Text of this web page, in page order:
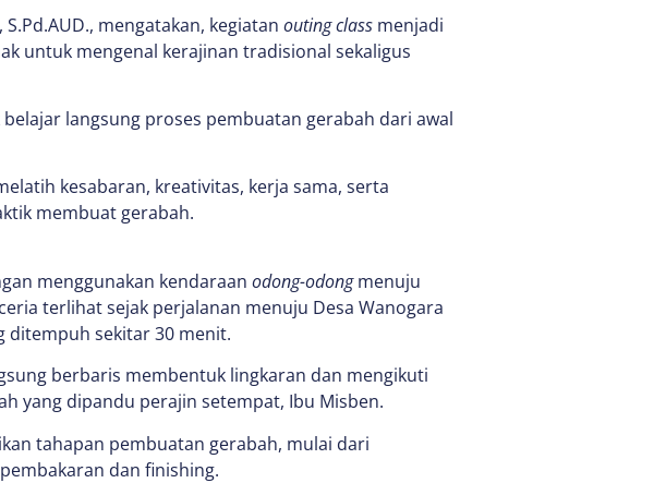
mengatakan, kegiatan outing class menjadi
untuk mengenal kerajinan tradisional sekaligus
langsung proses pembuatan gerabah dari awal
kesabaran, kreativitas, kerja sama, serta
membuat gerabah.
menggunakan kendaraan odong-odongmenuju
terlihat sejak perjalanan menuju Desa Wanogara
ditempuh sekitar 30 menit.
berbaris membentuk lingkaran dan mengikuti
yang dipandu perajin setempat, Ibu Misben.
tahapan pembuatan gerabah, mulai dari
dan finishing.